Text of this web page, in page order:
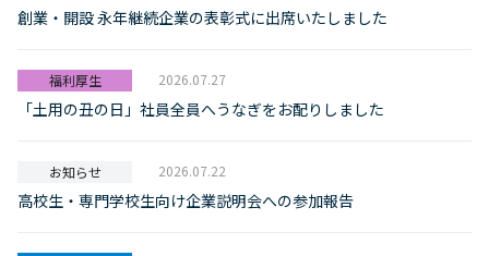
創業・開設 永年継続企業の表彰式に出席いたしました
福利厚生 2026.07.27
「土用の丑の日」社員全員へうなぎをお配りしました
お知らせ 2026.07.22
高校生・専門学校生向け企業説明会への参加報告